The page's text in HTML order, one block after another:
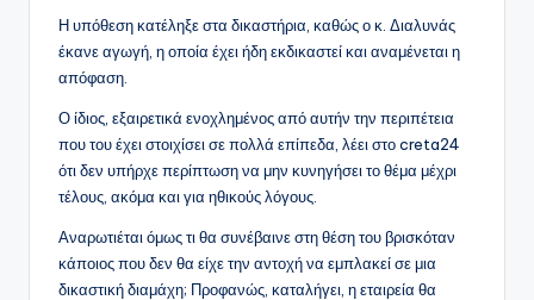
Η υπόθεση κατέληξε στα δικαστήρια, καθώς ο κ. Διαλυνάς
έκανε αγωγή, η οποία έχει ήδη εκδικαστεί και αναμένεται η
απόφαση.
Ο ίδιος, εξαιρετικά ενοχλημένος από αυτήν την περιπέτεια
που του έχει στοιχίσει σε πολλά επίπεδα, λέει στο creta24
ότι δεν υπήρχε περίπτωση να μην κυνηγήσει το θέμα μέχρι
τέλους, ακόμα και για ηθικούς λόγους.
Αναρωτιέται όμως τι θα συνέβαινε στη θέση του βρισκόταν
κάποιος που δεν θα είχε την αντοχή να εμπλακεί σε μια
δικαστική διαμάχη; Προφανώς, καταλήγει, η εταιρεία θα